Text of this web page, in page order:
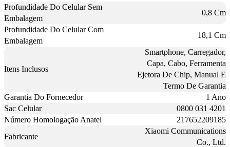
Profundidade Do Celular Sem
Embalagem
0,8 Cm
Profundidade Do Celular Com
Embalagem
18,1 Cm
Itens Inclusos
Smartphone, Carregador,
Capa, Cabo, Ferramenta
Ejetora De Chip, Manual E
Termo De Garantia
Garantia Do Fornecedor
1 Ano
Sac Celular
0800 031 4201
Número Homologação Anatel
217652209185
Fabricante
Xiaomi Communications
Co., Ltd.